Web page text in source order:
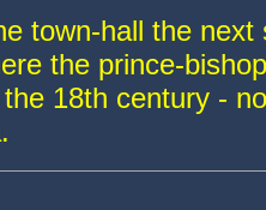
town-hall the
the prince-
18th century -